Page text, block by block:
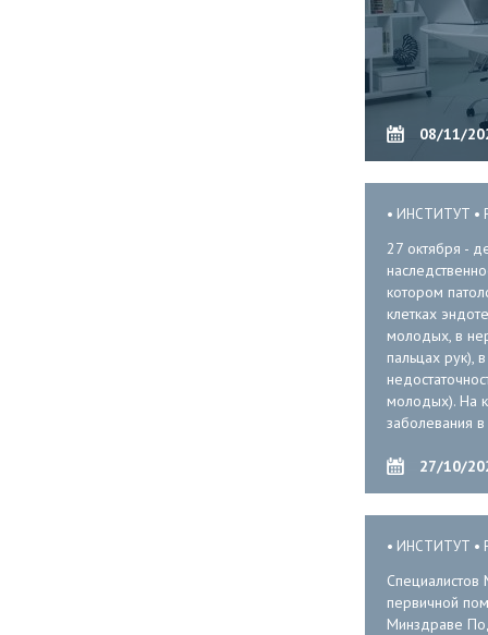
08/11/
ИНСТИТУТ
27 октября -
котором
клетках
молодых, в
пальцах рук),
молодых). На
заболевания
Медико-27/10/
ИНСТИТУТ
первичной
Минздраве